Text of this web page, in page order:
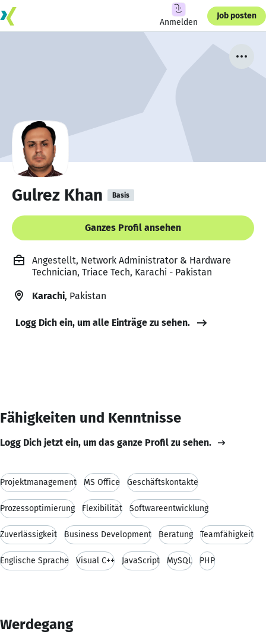
Anmelden
Job posten
Gulrez Khan Basis
Ganzes Profil ansehen
Angestellt, Network Administrator & Hardware
Technician, Triace Tech, Karachi - Pakistan
Karachi, Pakistan
Logg Dich ein, um alle Einträge zu sehen.
Fähigkeiten und Kenntnisse
Logg Dich jetzt ein, um das ganze Profil zu sehen.
Projektmanagement MS Office Geschäftskontakte
Prozessoptimierung Flexibilität Softwareentwicklung
Zuverlässigkeit Business Development Beratung Teamfähigkeit
Englische Sprache Visual C++ JavaScript MySQL PHP
Werdegang